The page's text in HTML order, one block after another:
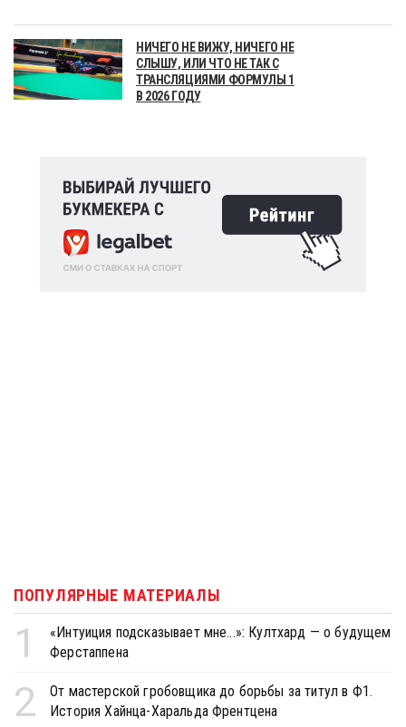
НИЧЕГО НЕ ВИЖУ, НИЧЕГО НЕ
СЛЫШУ, ИЛИ ЧТО НЕ ТАК С
ТРАНСЛЯЦИЯМИ ФОРМУЛЫ 1
В 2026 ГОДУ
ПОПУЛЯРНЫЕ МАТЕРИАЛЫ
1
«Интуиция подсказывает мне...»: Култхард — о будущем
Ферстаппена
2
От мастерской гробовщика до борьбы за титул в Ф1.
История Хайнца-Харальда Френтцена